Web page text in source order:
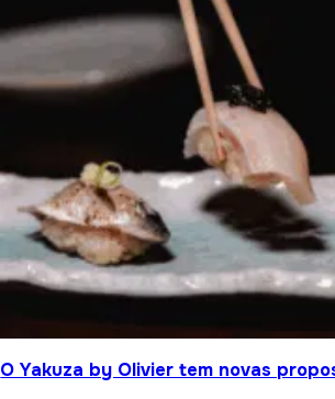
O Yakuza by Olivier tem novas